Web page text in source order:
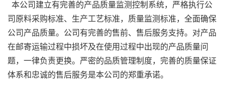
本公司建立有完善的产品质量监测控制系统，严格执行公
司原料采购标准、生产工艺标准，质量监测标准，全面确保
公司产品质量。公司有完善的售前、售后服务支持。对产品
在邮寄运输过程中损坏及在使用过程中出现的产品质量问
题，一律负责更换。严密的品质管理制度，完善的质量保证
体系和忠诚的售后服务是本公司的郑重承诺。